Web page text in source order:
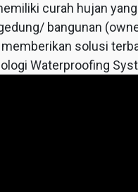
curah hujan
bangunan
solusi
Waterproofing